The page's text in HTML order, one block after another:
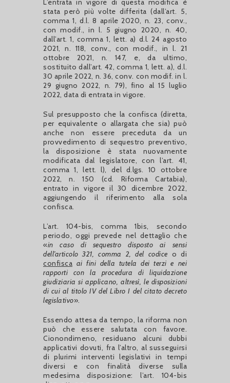
L’entrata in vigore di questa modifica è
stata però più volte differita (dall’art. 5,
comma 1, d.l. 8 aprile 2020, n. 23, conv.,
con modif., in l. 5 giugno 2020, n. 40,
dall’art. 1, comma 1, lett. a) d.l. 24 agosto
2021, n. 118, conv., con modif., in l. 21
ottobre 2021, n. 147, e, da ultimo,
sostituito dall’art. 42, comma 1, lett. a), d.l.
30 aprile 2022, n. 36, conv. con modif. in l.
29 giugno 2022, n. 79), fino al 15 luglio
2022, data di entrata in vigore.
Sul presupposto che la confisca (diretta,
per equivalente o allargata che sia) può
anche non essere preceduta da un
provvedimento di sequestro preventivo,
la disposizione è stata nuovamente
modificata dal legislatore, con l’art. 41,
comma 1, lett. l), del d.lgs. 10 ottobre
2022, n. 150 (cd. Riforma Cartabia),
entrato in vigore il 30 dicembre 2022,
aggiungendo il riferimento alla sola
confisca.
L’art. 104-bis, comma 1bis, secondo
periodo, oggi prevede nel dettaglio che
«in caso di sequestro disposto ai sensi
dell’articolo 321, comma 2, del codice o di
confisca ai fini della tutela dei terzi e nei
rapporti con la procedura di liquidazione
giudiziaria si applicano, altresì, le disposizioni
di cui al titolo IV del Libro I del citato decreto
legislativo».
Essendo attesa da tempo, la riforma non
può che essere salutata con favore.
Cionondimeno, residuano alcuni dubbi
applicativi dovuti, fra l’altro, al susseguirsi
di plurimi interventi legislativi in tempi
diversi e con finalità diverse sulla
medesima disposizione: l’art. 104-bis